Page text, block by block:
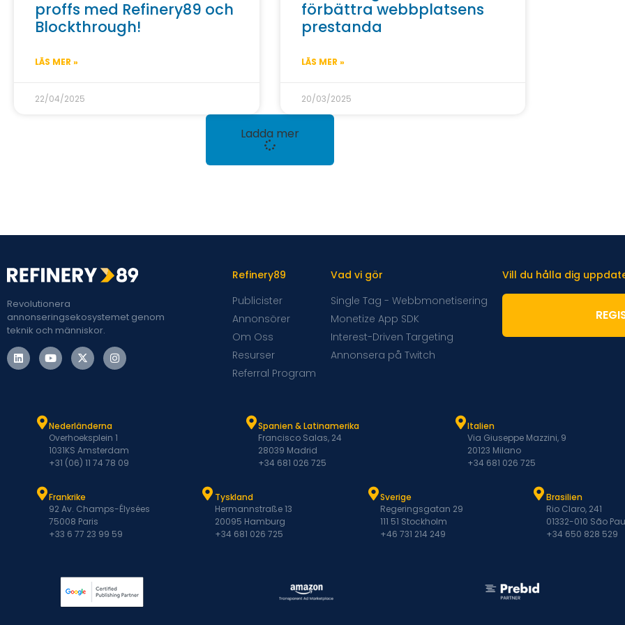
proffs med Refinery89 och
Blockthrough!
LÄS MER »
22/04/2025
förbättra webbplatsens
prestanda
LÄS MER »
20/03/2025
Ladda mer
Revolutionera
annonseringsekosystemet genom
teknik och människor.
Refinery89
Publicister
Annonsörer
Om Oss
Resurser
Referral Program
Vad vi gör
Single Tag - Webbmonetisering
Monetize App SDK
Interest-Driven Targeting
Annonsera på Twitch
Vill du hålla dig
Nederländerna
Overhoeksplein 1
1031KS Amsterdam
+31 (06) 11 74 78 09
Spanien & Latinamerika
Francisco Salas, 24
28039 Madrid
+34 681 026 725
Italien
Via Giuseppe Mazzini, 9
20123 Milano
+34 681 026 725
Frankrike
92 Av. Champs-Élysées
75008 Paris
+33 6 77 23 99 59
Tyskland
Hermannstraße 13
20095 Hamburg
+34 681 026 725
Sverige
Regeringsgatan 29
111 51 Stockholm
+46 731 214 249
Brasilien
Rio Claro, 241
01332-010 São
+34 650 828 529